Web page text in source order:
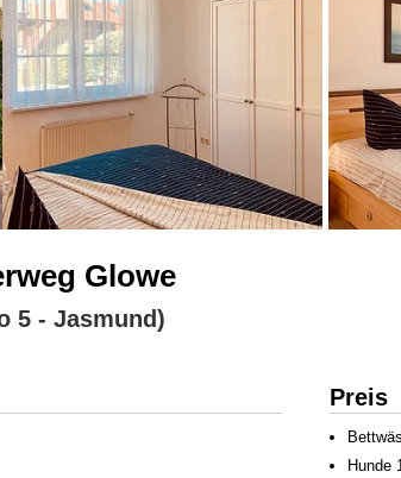
Glowe
5 - Jasmund)
Preis
Hunde